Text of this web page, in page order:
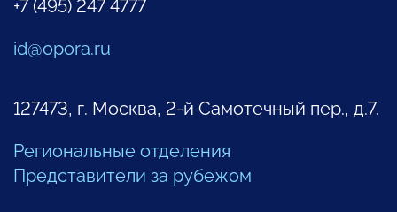
+7 (495) 247 4777
id@opora.ru
127473, г. Москва, 2-й Самотечный пер., д.7.
Региональные отделения
Представители за рубежом